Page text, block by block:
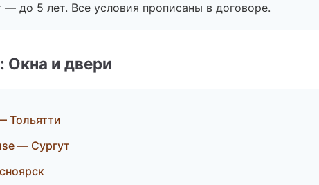
до 5 лет. Все условия прописаны в договоре.
Окна и двери
Тольятти
— Сургут